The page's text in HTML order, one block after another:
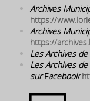
Archives
https://
Archives
https://
Les Archives
Les Archives
sur Facebook